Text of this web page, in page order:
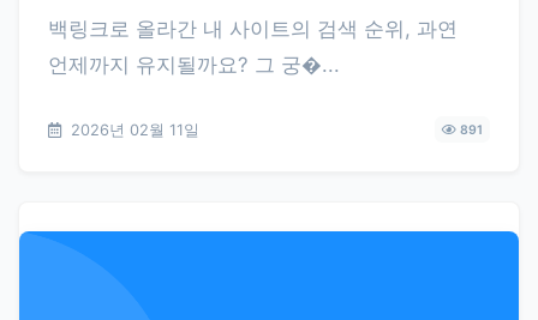
백링크로 올라간 내 사이트의 검색 순위, 과연
언제까지 유지될까요? 그 궁�...
2026년 02월 11일 891